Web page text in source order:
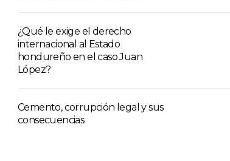
¿Qué le exige el derecho
internacional al Estado
hondureño en el caso Juan
López?
Cemento, corrupción legal y sus
consecuencias